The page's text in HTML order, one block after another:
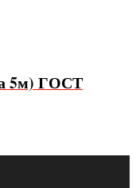
5м) ГОСТ